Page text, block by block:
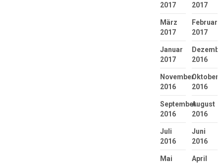
2017
2017
März
2017
Februar
2017
Januar
2017
2016
November
2016
Oktober
2016
September
2016
August
2016
Juli
2016
Juni
2016
Mai
April